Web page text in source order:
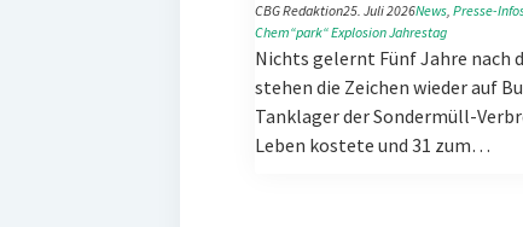
CBG Redaktion25. Juli 2026News, Presse-
Chem“park“ExplosionJahrestag
Nichts gelernt Fünf Jahre nach
stehen die Zeichen wieder auf
Tanklager der Sondermüll-
Leben kostete und 31 zum…